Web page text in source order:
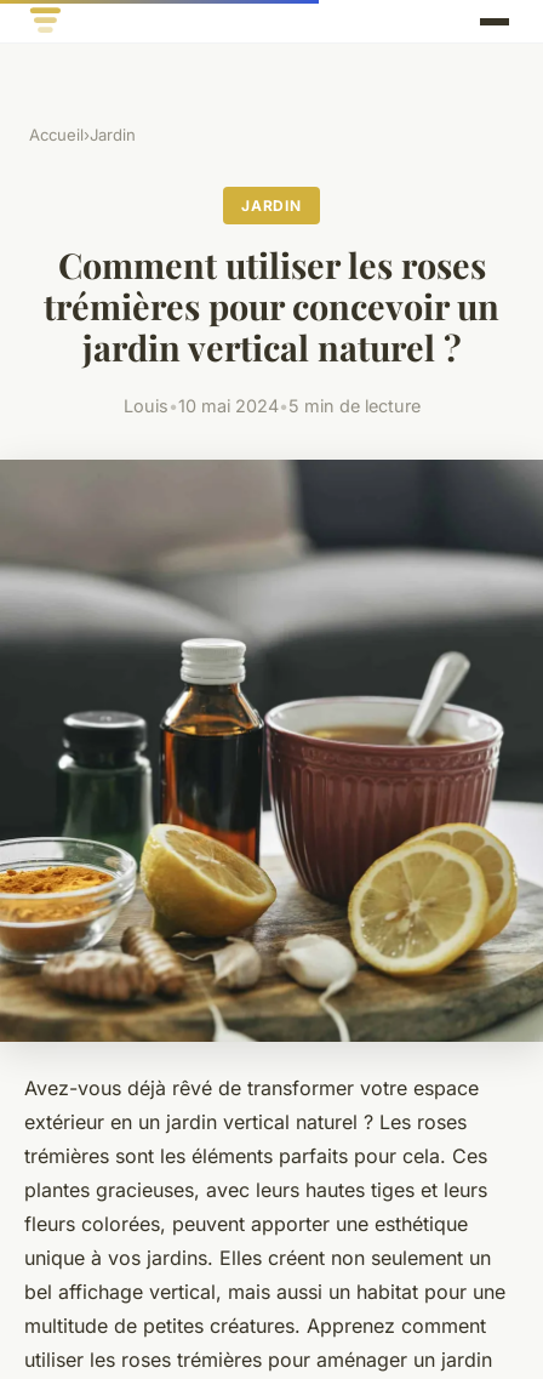
Accueil›Jardin
JARDIN
Comment utiliser les roses
trémières pour concevoir un
jardin vertical naturel ?
Louis•10 mai 2024•5 min de lecture
Avez-vous déjà rêvé de transformer votre espace
extérieur en un jardin vertical naturel ? Les roses
trémières sont les éléments parfaits pour cela. Ces
plantes gracieuses, avec leurs hautes tiges et leurs
fleurs colorées, peuvent apporter une esthétique
unique à vos jardins. Elles créent non seulement un
bel affichage vertical, mais aussi un habitat pour une
multitude de petites créatures. Apprenez comment
utiliser les roses trémières pour aménager un jardin